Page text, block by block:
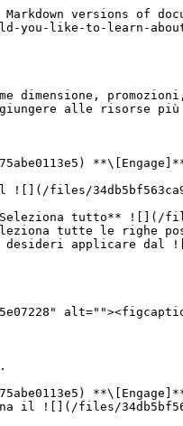
versions of
you-like-to-learn-
dimensione,
alle risorse
tutto** ![](/files/
tutte le righe
applicare dal
files/